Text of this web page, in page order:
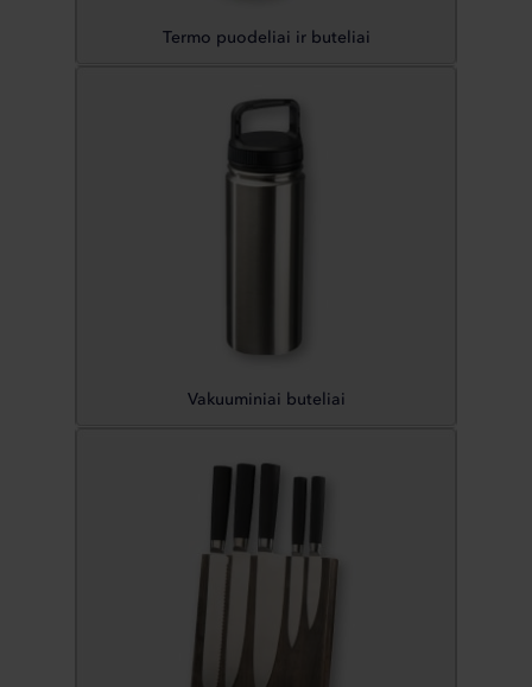
Termo puodeliai ir buteliai
Vakuuminiai buteliai